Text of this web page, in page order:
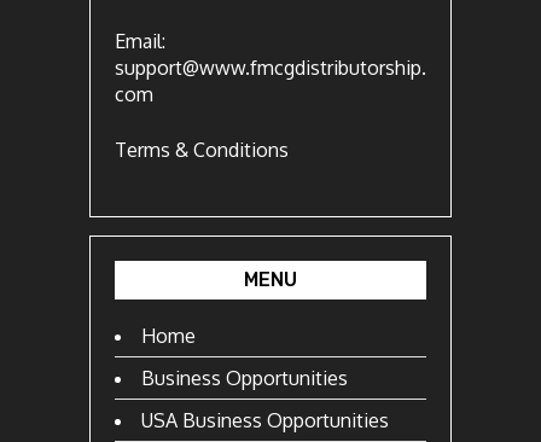
Email:
support@www.fmcgdistributorship.
com
Terms & Conditions
MENU
Home
Business Opportunities
USA Business Opportunities